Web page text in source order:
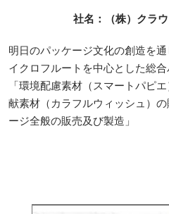
社名：（株）クラ
明日のパッケージ文化の創造を
イクロフルートを中心とした総
「環境配慮素材（スマートパピ
献素材（カラフルウィッシュ）
ージ全般の販売及び製造」